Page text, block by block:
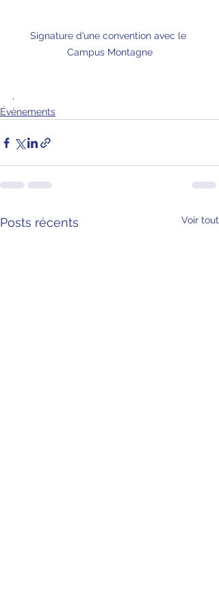
Signature d’une convention avec le
Campus Montagne
.
Évènements
Posts récents Voir tout